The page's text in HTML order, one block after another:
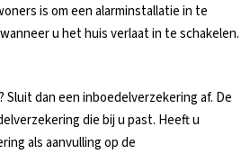
is om een alarminstallatie in te
u het huis verlaat in te schakelen.
dan een inboedelverzekering af. De
die bij u past. Heeft u
als aanvulling op de